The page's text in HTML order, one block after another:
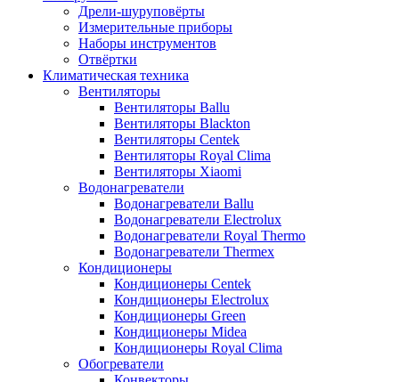
Дрели-шуруповёрты
Измерительные приборы
Наборы инструментов
Отвёртки
Климатическая техника
Вентиляторы
Вентиляторы Ballu
Вентиляторы Blackton
Вентиляторы Centek
Вентиляторы Royal Clima
Вентиляторы Xiaomi
Водонагреватели
Водонагреватели Ballu
Водонагреватели Electrolux
Водонагреватели Royal Thermo
Водонагреватели Thermex
Кондиционеры
Кондиционеры Centek
Кондиционеры Electrolux
Кондиционеры Green
Кондиционеры Midea
Кондиционеры Royal Clima
Обогреватели